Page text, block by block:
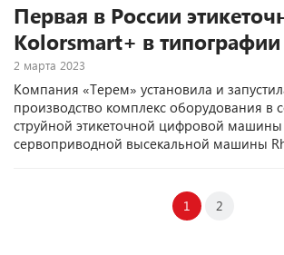
Первая в России
Kolorsmart+ в
2 марта 2023
Компания «Терем» установила и
производство комплекс оборудования в
струйной этикеточной цифровой
сервоприводной высекальной машины
1 2